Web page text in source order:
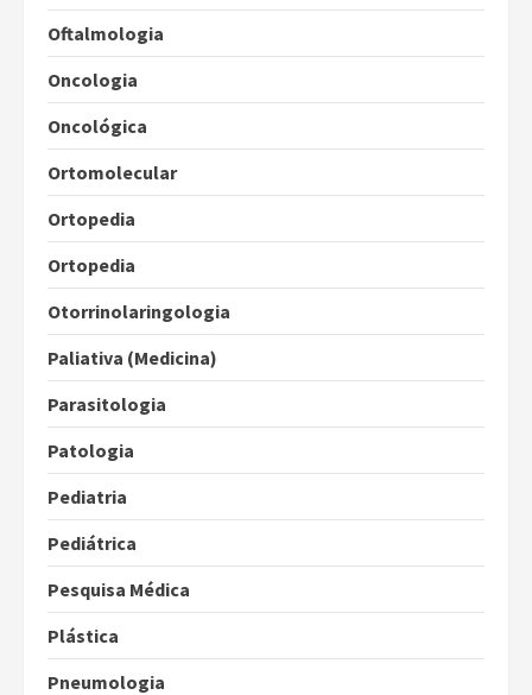
Oftalmologia
Oncologia
Oncológica
Ortomolecular
Ortopedia
Ortopedia
Otorrinolaringologia
Paliativa (Medicina)
Parasitologia
Patologia
Pediatria
Pediátrica
Pesquisa Médica
Plástica
Pneumologia